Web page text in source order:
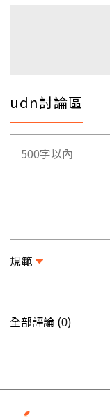
udn討論區
規範
全部評論 (0)